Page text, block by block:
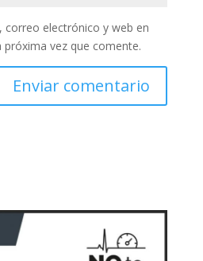
correo electrónico y web en
próxima vez que comente.